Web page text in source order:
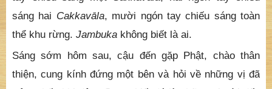
sáng hai Cakkavāla, mười ngón tay chiếu sáng toàn
thể khu rừng. Jambuka không biết là ai.
Sáng sớm hôm sau, cậu đến gặp Phật, chào thân
thiện, cung kính đứng một bên và hỏi về những vị đã